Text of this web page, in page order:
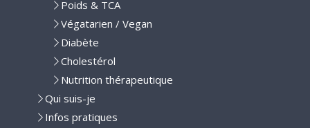
Poids & TCA
Végatarien / Vegan
Diabète
Cholestérol
Nutrition thérapeutique
Qui suis-je
Infos pratiques